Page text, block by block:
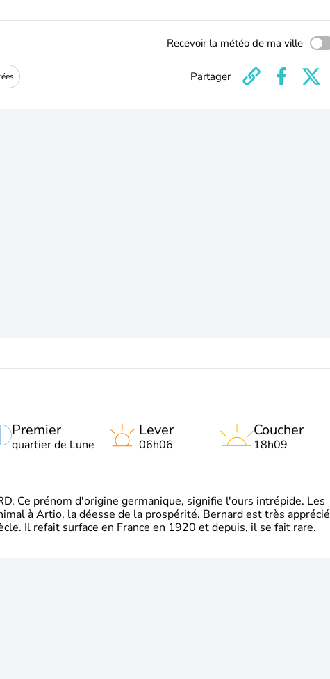
Recevoir la météo de ma ville
Partager
Premier
quartier de Lune
Lever
06h06
Coucher
18h09
Ce prénom d'origine germanique, signifie l'ours intrépide. Les
à Artio, la déesse de la prospérité. Bernard est très apprécié
Il refait surface en France en 1920 et depuis, il se fait rare.